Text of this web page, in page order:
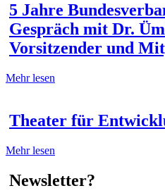
5 Jahre
Gespräch mit Dr.
Vorsitzender und
Mehr lesen
Theater für
Mehr lesen
Newsletter?